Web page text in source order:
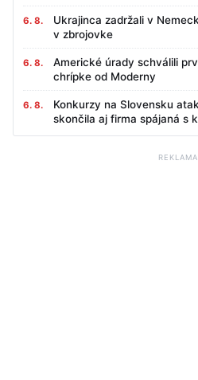
6. 8.
Ukrajinca zadržali v
v zbrojovke
6. 8.
Americké úrady schválili
chrípke od Moderny
6. 8.
Konkurzy na Slovensku
skončila aj firma spájaná s
REKLAMA